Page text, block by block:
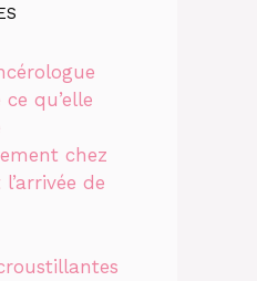
qu’elle
chez
de